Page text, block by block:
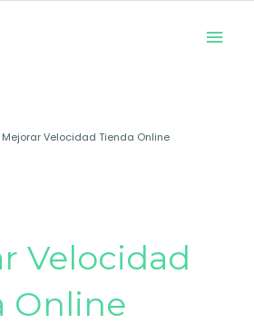
Mejorar Velocidad Tienda Online
Velocidad
Online